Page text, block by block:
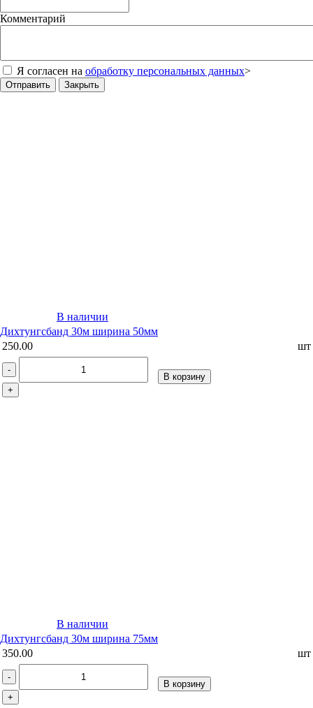
Комментарий
Я согласен на обработку персональных данных>
Отправить Закрыть
В наличии
Дихтунгсбанд 30м ширина 50мм
250.00
шт
-
+
В корзину
В наличии
Дихтунгсбанд 30м ширина 75мм
350.00
шт
-
+
В корзину